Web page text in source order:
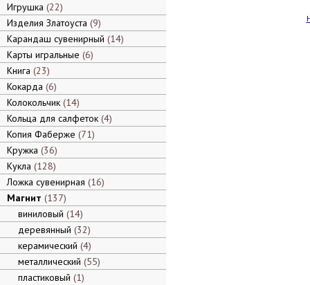
Игрушка 22
Изделия Златоуста 9
Карандаш сувенирный 14
Карты игральные 6
Книга 23
Кокарда 6
Колокольчик 14
Кольца для салфеток 4
Копия Фаберже 71
Кружка 36
Кукла 128
Ложка сувенирная 16
Магнит 137
виниловый 14
деревянный 32
керамический 4
металлический 55
пластиковый 1